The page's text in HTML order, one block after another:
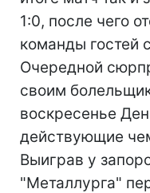
1:0, после чего
команды гостей
Очередной
своим
воскресенье
действующие
Выиграв у
"Металлурга"